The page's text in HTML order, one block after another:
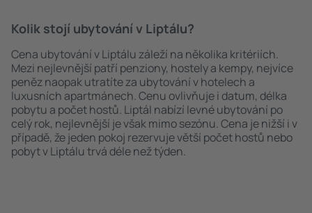
Kolik stojí ubytování v Liptálu?
Cena ubytování v Liptálu záleží na několika kritériích.
Mezi nejlevnější patří penziony, hostely a kempy, nejvíce
peněz naopak utratíte za ubytování v hotelech a
luxusních apartmánech. Cenu ovlivňuje i datum, délka
pobytu a počet hostů. Liptál nabízí levné ubytování po
celý rok, nejlevnější je však mimo sezónu. Cena je nižší i v
případě, že jeden pokoj rezervuje větší počet hostů nebo
pobyt v Liptálu trvá déle než týden.